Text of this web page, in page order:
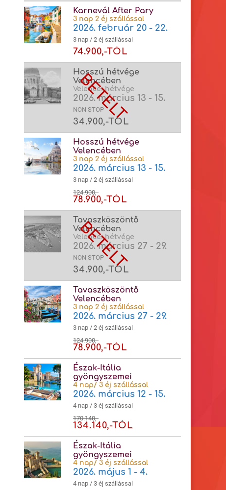
Karnevál After Pary
3 nap 2 éj szállással
2026. február 20 - 22.
3 nap / 2 éj szállással
74.900,-TÓL
Hosszú hétvége
Velencében
Velencei hétvége
2026. március 13 - 15.
NON STOP
34.900,-TÓL
Hosszú hétvége
Velencében
3 nap 2 éj szállással
2026. március 13 - 15.
3 nap / 2 éj szállással
124.900,-
78.900,-TÓL
Tavaszköszöntő
Velencében
Velencei hétvége
2026. március 27 - 29.
NON STOP
34.900,-TÓL
Tavaszköszöntő
Velencében
3 nap 2 éj szállással
2026. március 27 - 29.
3 nap / 2 éj szállással
124.900,-
78.900,-TÓL
Észak-Itália
gyöngyszemei
4 nap/ 3 éj szállással
2026. március 12 - 15.
4 nap / 3 éj szállással
170.140,-
134.140,-TÓL
Észak-Itália
gyöngyszemei
4 nap/ 3 éj szállással
2026. május 1 - 4.
4 nap / 3 éj szállással